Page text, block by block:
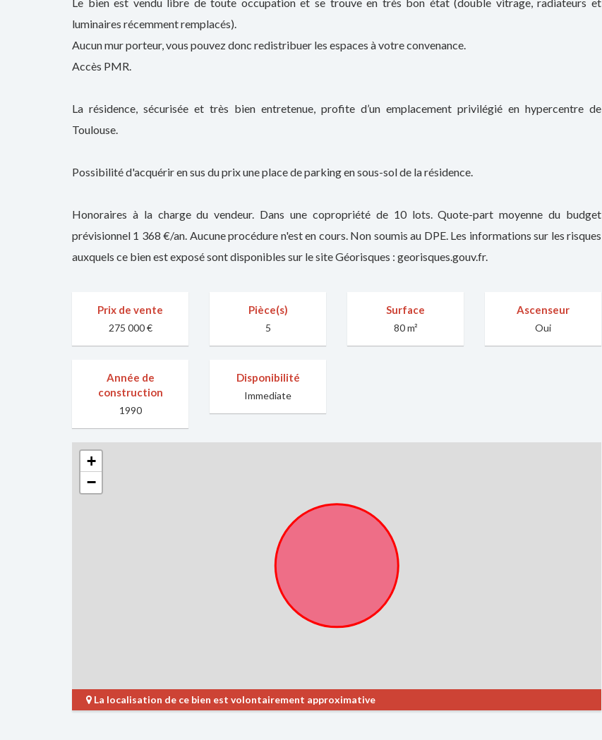
Le bien est vendu libre de toute occupation et se trouve en très bon état (double vitrage, radiateurs et
luminaires récemment remplacés).
Aucun mur porteur, vous pouvez donc redistribuer les espaces à votre convenance.
Accès PMR.
La résidence, sécurisée et très bien entretenue, profite d’un emplacement privilégié en hypercentre de
Toulouse.
Possibilité d'acquérir en sus du prix une place de parking en sous-sol de la résidence.
Honoraires à la charge du vendeur. Dans une copropriété de 10 lots. Quote-part moyenne du budget
prévisionnel 1 368 €/an. Aucune procédure n'est en cours. Non soumis au DPE. Les informations sur les risques
auxquels ce bien est exposé sont disponibles sur le site Géorisques : georisques.gouv.fr.
Prix de vente
275 000 €
Pièce(s)
5
Surface
80 m²
Ascenseur
Oui
Année de
construction
1990
Disponibilité
Immediate
+
−
La localisation de ce bien est volontairement approximative